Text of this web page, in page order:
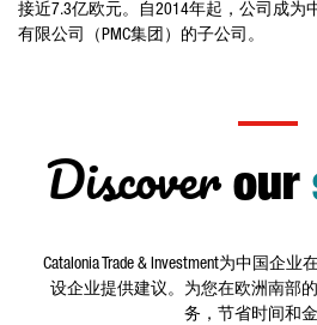
接近7.3亿欧元。自2014年起，公司成为
有限公司（PMC集团）的子公司。
Discoverour
Catalonia Trade & Investment为中国企
设企业提供建议。为您在欧洲南部
务，节省时间和金